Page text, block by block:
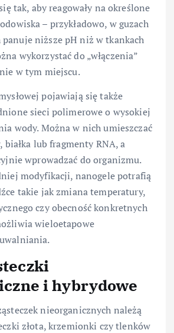
tak, aby reagowały na określone
– przykładowo, w guzach
niższe pH niż w tkankach
wykorzystać do „włączenia”
w tym miejscu.
pojawiają się także
sieci polimerowe o wysokiej
wody. Można w nich umieszczać
białka lub fragmenty RNA, a
wprowadzać do organizmu.
modyfikacji, nanogele potrafią
takie jak zmiana temperatury,
czy obecność konkretnych
wieloetapowe
i hybrydowe
nieorganicznych należą
złota, krzemionki czy tlenków